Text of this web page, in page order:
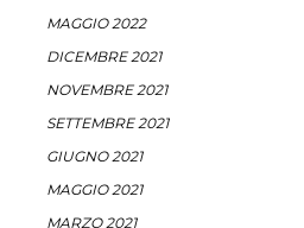
MAGGIO 2022
DICEMBRE 2021
NOVEMBRE 2021
SETTEMBRE 2021
GIUGNO 2021
MAGGIO 2021
MARZO 2021